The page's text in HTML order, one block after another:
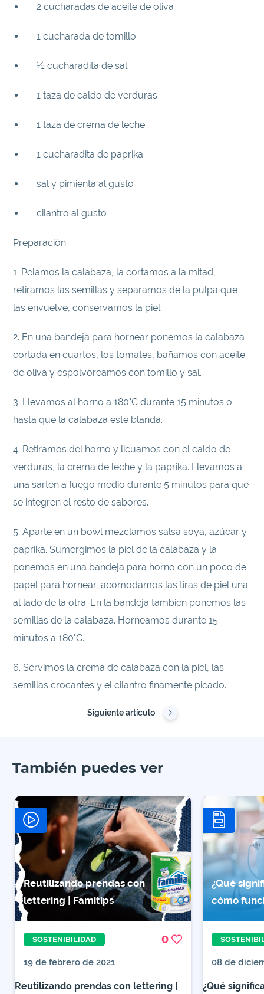
2 cucharadas de aceite de oliva
1 cucharada de tomillo
½ cucharadita de sal
1 taza de caldo de verduras
1 taza de crema de leche
1 cucharadita de paprika
sal y pimienta al gusto
cilantro al gusto
Preparación
1. Pelamos la calabaza, la cortamos a la mitad,
retiramos las semillas y separamos de la pulpa que
las envuelve, conservamos la piel.
2. En una bandeja para hornear ponemos la calabaza
cortada en cuartos, los tomates, bañamos con aceite
de oliva y espolvoreamos con tomillo y sal.
3. Llevamos al horno a 180°C durante 15 minutos o
hasta que la calabaza esté blanda.
4. Retiramos del horno y licuamos con el caldo de
verduras, la crema de leche y la paprika. Llevamos a
una sartén a fuego medio durante 5 minutos para que
se integren el resto de sabores.
5. Aparte en un bowl mezclamos salsa soya, azúcar y
paprika. Sumergimos la piel de la calabaza y la
ponemos en una bandeja para horno con un poco de
papel para hornear, acomodamos las tiras de piel una
al lado de la otra. En la bandeja también ponemos las
semillas de la calabaza. Horneamos durante 15
minutos a 180°C.
6. Servimos la crema de calabaza con la piel, las
semillas crocantes y el cilantro finamente picado.
Siguiente artículo
También puedes ver
Reutilizando prendas con
lettering | Famitips
SOSTENIBILIDAD 0
19 de febrero de 2021
Reutilizando prendas con lettering |
¿Qué
cómo
08 de
¿Qué